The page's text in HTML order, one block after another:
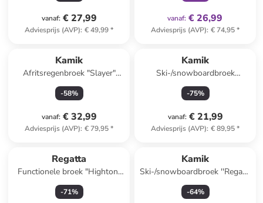
vanaf: € 27,99
Adviesprijs (AVP): € 49,99*
vanaf: € 26,99
Adviesprijs (AVP): € 74,95*
Kamik
Afritsregenbroek "Slayer"
groen
-58%
vanaf: € 32,99
Adviesprijs (AVP): € 79,95*
Kamik
Ski-/snowboardbroek
"Harper" groen
-75%
vanaf: € 21,99
Adviesprijs (AVP): € 89,95*
Regatta
Functionele broek "Highton"
zwart
-71%
Kamik
Ski-/snowboardbroek ''Regan''
oranje
-64%